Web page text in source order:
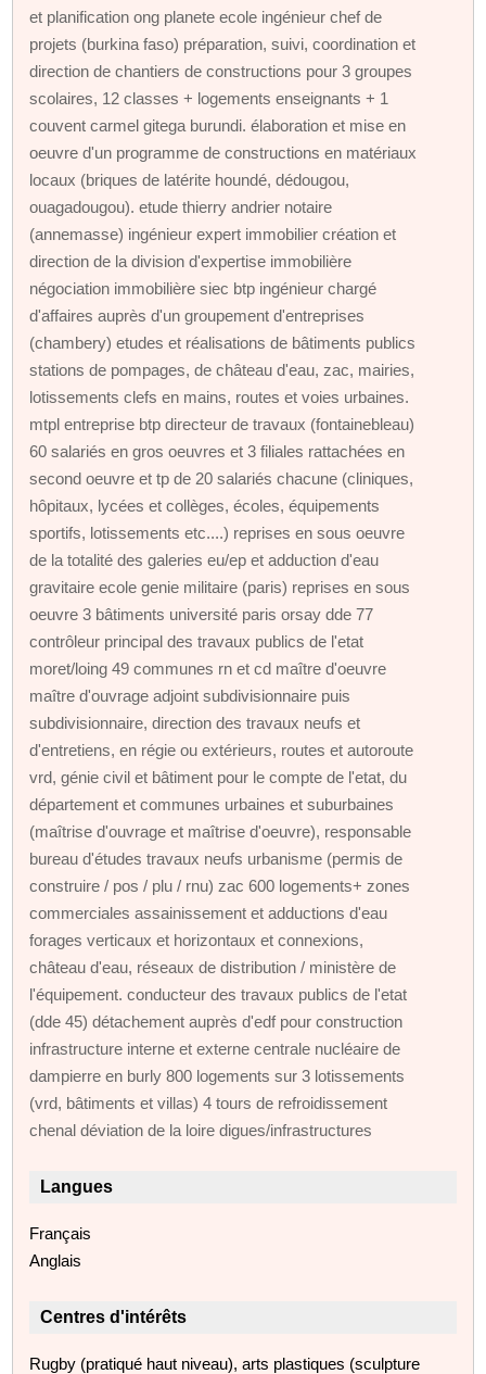
et planification ong planete ecole ingénieur chef de
projets (burkina faso) préparation, suivi, coordination et
direction de chantiers de constructions pour 3 groupes
scolaires, 12 classes + logements enseignants + 1
couvent carmel gitega burundi. élaboration et mise en
oeuvre d'un programme de constructions en matériaux
locaux (briques de latérite houndé, dédougou,
ouagadougou). etude thierry andrier notaire
(annemasse) ingénieur expert immobilier création et
direction de la division d'expertise immobilière
négociation immobilière siec btp ingénieur chargé
d'affaires auprès d'un groupement d'entreprises
(chambery) etudes et réalisations de bâtiments publics
stations de pompages, de château d'eau, zac, mairies,
lotissements clefs en mains, routes et voies urbaines.
mtpl entreprise btp directeur de travaux (fontainebleau)
60 salariés en gros oeuvres et 3 filiales rattachées en
second oeuvre et tp de 20 salariés chacune (cliniques,
hôpitaux, lycées et collèges, écoles, équipements
sportifs, lotissements etc....) reprises en sous oeuvre
de la totalité des galeries eu/ep et adduction d'eau
gravitaire ecole genie militaire (paris) reprises en sous
oeuvre 3 bâtiments université paris orsay dde 77
contrôleur principal des travaux publics de l'etat
moret/loing 49 communes rn et cd maître d'oeuvre
maître d'ouvrage adjoint subdivisionnaire puis
subdivisionnaire, direction des travaux neufs et
d'entretiens, en régie ou extérieurs, routes et autoroute
vrd, génie civil et bâtiment pour le compte de l'etat, du
département et communes urbaines et suburbaines
(maîtrise d'ouvrage et maîtrise d'oeuvre), responsable
bureau d'études travaux neufs urbanisme (permis de
construire / pos / plu / rnu) zac 600 logements+ zones
commerciales assainissement et adductions d'eau
forages verticaux et horizontaux et connexions,
château d'eau, réseaux de distribution / ministère de
l'équipement. conducteur des travaux publics de l'etat
(dde 45) détachement auprès d'edf pour construction
infrastructure interne et externe centrale nucléaire de
dampierre en burly 800 logements sur 3 lotissements
(vrd, bâtiments et villas) 4 tours de refroidissement
chenal déviation de la loire digues/infrastructures
Langues
Français
Anglais
Centres d'intérêts
Rugby (pratiqué haut niveau), arts plastiques (sculpture